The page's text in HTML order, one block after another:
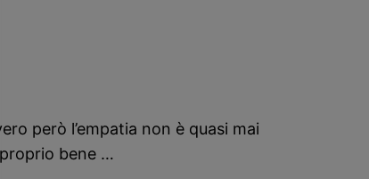
però l’empatia non è quasi mai
bene …